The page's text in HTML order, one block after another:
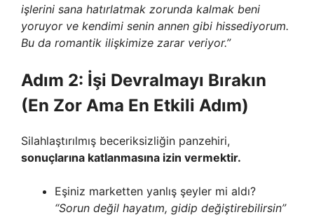
işlerini sana hatırlatmak zorunda kalmak beni
yoruyor ve kendimi senin annen gibi hissediyorum.
Bu da romantik ilişkimize zarar veriyor.”
Adım 2: İşi Devralmayı Bırakın
(En Zor Ama En Etkili Adım)
Silahlaştırılmış beceriksizliğin panzehiri,
sonuçlarına katlanmasına izin vermektir.
Eşiniz marketten yanlış şeyler mi aldı?
“Sorun değil hayatım, gidip değiştirebilirsin”